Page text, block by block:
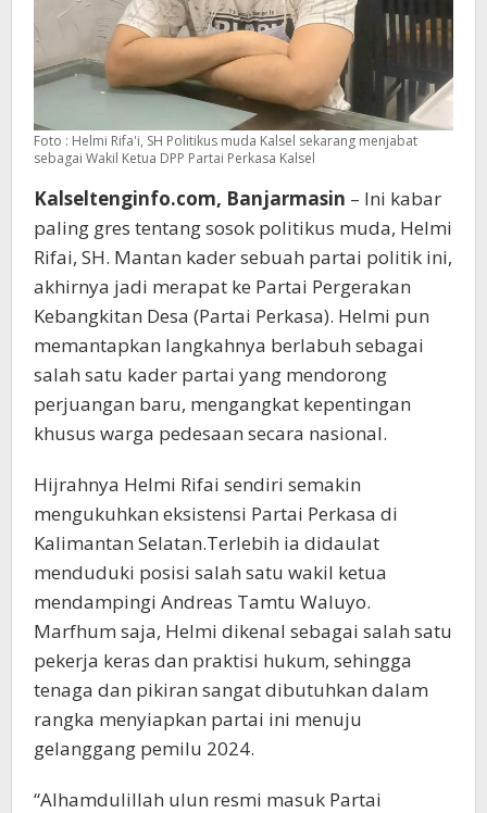
Foto : Helmi Rifa'i, SH Politikus muda Kalsel sekarang menjabat
sebagai Wakil Ketua DPP Partai Perkasa Kalsel
Kalseltenginfo.com, Banjarmasin – Ini kabar
paling gres tentang sosok politikus muda, Helmi
Rifai, SH. Mantan kader sebuah partai politik ini,
akhirnya jadi merapat ke Partai Pergerakan
Kebangkitan Desa (Partai Perkasa). Helmi pun
memantapkan langkahnya berlabuh sebagai
salah satu kader partai yang mendorong
perjuangan baru, mengangkat kepentingan
khusus warga pedesaan secara nasional.
Hijrahnya Helmi Rifai sendiri semakin
mengukuhkan eksistensi Partai Perkasa di
Kalimantan Selatan.Terlebih ia didaulat
menduduki posisi salah satu wakil ketua
mendampingi Andreas Tamtu Waluyo.
Marfhum saja, Helmi dikenal sebagai salah satu
pekerja keras dan praktisi hukum, sehingga
tenaga dan pikiran sangat dibutuhkan dalam
rangka menyiapkan partai ini menuju
gelanggang pemilu 2024.
“Alhamdulillah ulun resmi masuk Partai